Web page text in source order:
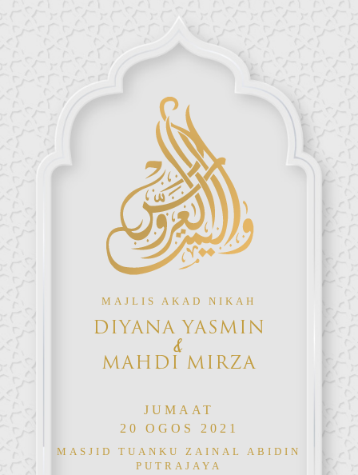
MAJLIS AKAD NIKAH
DIYANA YASMIN
&
MAHDI MIRZA
JUMAAT
20 OGOS 2021
MASJID TUANKU ZAINAL ABIDIN
PUTRAJAYA